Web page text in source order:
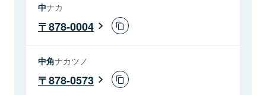
中ナカ
878-0004
中角ナカツノ
878-0573